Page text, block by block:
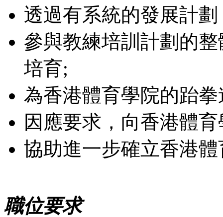
透過有系統的發展計
參與教練培訓計劃的
培育;
為香港體育學院的跆
因應要求，向香港體
協助進一步確立香港
職位要求